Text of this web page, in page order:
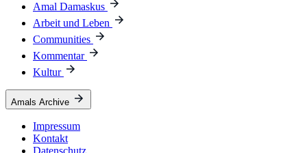
Amal Damaskus
Arbeit und Leben
Communities
Kommentar
Kultur
Amals Archive
Impressum
Kontakt